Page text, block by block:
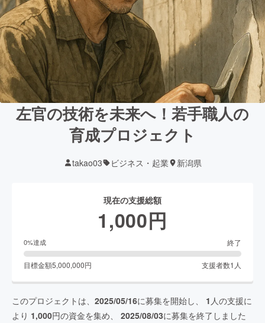
左官の技術を未来へ！若手職人の
育成プロジェクト
takao03 ビジネス・起業 新潟県
現在の支援総額
1,000円
0%達成 終了
目標金額5,000,000円 支援者数1 人
このプロジェクトは、 2025/05/16に募集を開始し、 1 人の支援に
より 1,000円の資金を集め、 2025/08/03に募集を終了しました